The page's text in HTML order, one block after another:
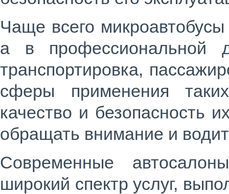
Чаще всего микроавтобусы
а в профессиональной
транспортировка,
сферы применения
качество и безопасность
обращать внимание и
Современные
широкий спектр услуг,